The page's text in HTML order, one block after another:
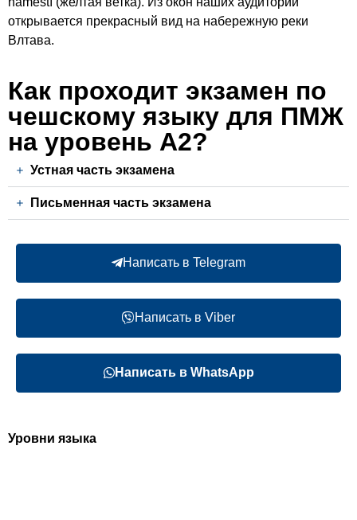
открывается прекрасный вид на набережную реки
Влтава.
Как проходит экзамен по
чешскому языку для ПМЖ
на уровень А2?
Устная часть экзамена
Письменная часть экзамена
Написать в Telegram
Написать в Viber
Написать в WhatsApp
Уровни языка